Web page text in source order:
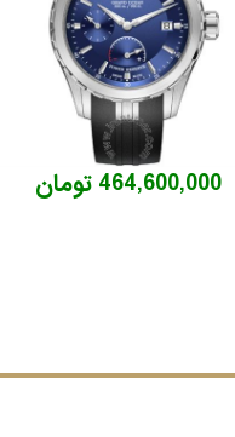
464,600,000 تومان